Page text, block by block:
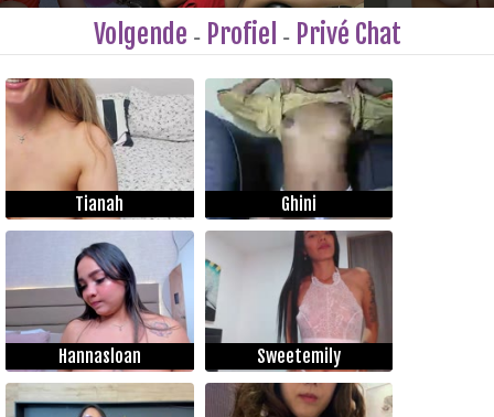
Volgende - Profiel - Privé Chat
Tianah Ghini
Hannasloan Sweetemily